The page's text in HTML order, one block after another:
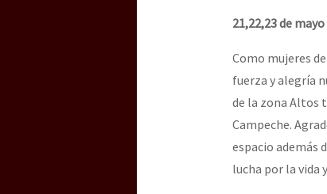
Dia 2 do
Dia 1: Encontro
21,22,23 de mayo
Como mujeres
fuerza y alegría
de la zona Altos
Campeche.
espacio además
lucha por la vida